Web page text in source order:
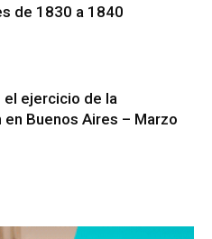
de 1830 a 1840
el ejercicio de la
en Buenos Aires – Marzo